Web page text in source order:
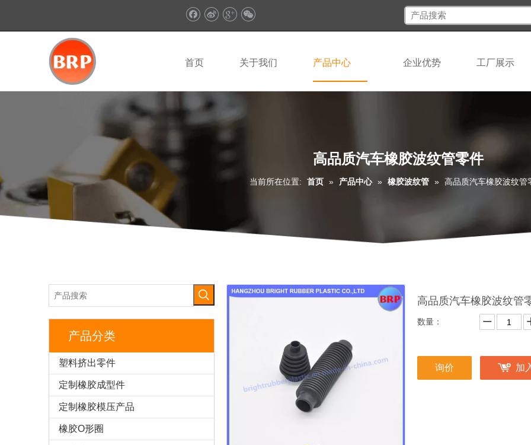
首页 关于我们 产品中心 企业优势 工厂展示
高品质汽车橡胶波纹管零件
当前所在位置: 首页 » 产品中心 » 橡胶波纹管 » 高品质汽车橡胶波纹管
产品分类
塑料挤出零件
定制橡胶成型件
定制橡胶模压产品
橡胶O形圈
高品质汽车橡胶波纹管
数量：
询价 加